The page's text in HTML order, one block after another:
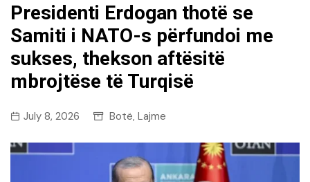
Presidenti Erdogan thotë se
Samiti i NATO-s përfundoi me
sukses, thekson aftësitë
mbrojtëse të Turqisë
July 8, 2026 Botë, Lajme